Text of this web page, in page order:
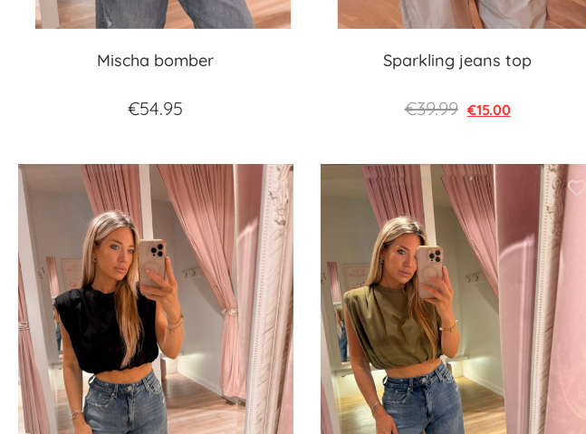
Mischa bomber
€54.95
Sparkling jeans top
€39.99 €15.00